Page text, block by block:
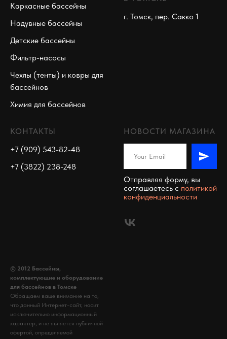
Каркасные бассейны
Надувные бассейны
Детские бассейны
Фильтр-насосы
Чехлы (тенты) и ковры для
бассейнов
Химия для бассейнов
г. Томск, пер. Сакко 1
КОНТАКТЫ
+7 (909) 543-82-48
+7 (3822) 238-248
НОВОСТИ МАГАЗИНА
Отправляя форму, вы
соглашаетесь c политикой
конфиденциальности
© 2012 Бассейны,
комплектующие и оборудование
для бассейнов в Томске
Обращаем ваше внимание на то,
что данный Интернет-сайт, носит
исключительно информационный
характер, и не является публичной
офертой, определяемой